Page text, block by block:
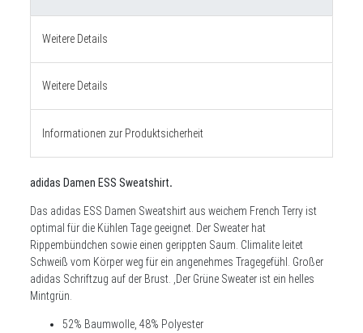
Weitere Details
Weitere Details
Informationen zur Produktsicherheit
adidas Damen ESS Sweatshirt.
Das adidas ESS Damen Sweatshirt aus weichem French Terry ist
optimal für die Kühlen Tage geeignet. Der Sweater hat
Rippembündchen sowie einen gerippten Saum. Climalite leitet
Schweiß vom Körper weg für ein angenehmes Tragegefühl. Großer
adidas Schriftzug auf der Brust. ,Der Grüne Sweater ist ein helles
Mintgrün.
52% Baumwolle, 48% Polyester